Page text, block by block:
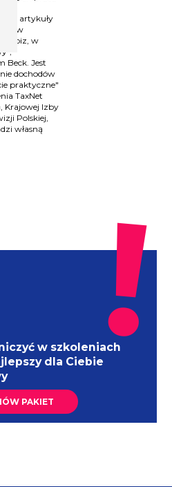
artykuły
w
Beck. Jest
dochodów
praktyczne"
TaxNet
Krajowej Izby
Polskiej,
własną
w szkoleniach
dla Ciebie
PAKIET